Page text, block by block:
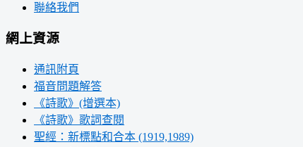
聯絡我們
網上資源
通訊附頁
福音問題解答
《詩歌》(增選本)
《詩歌》歌詞查閱
聖經：新標點和合本 (1919,1989)